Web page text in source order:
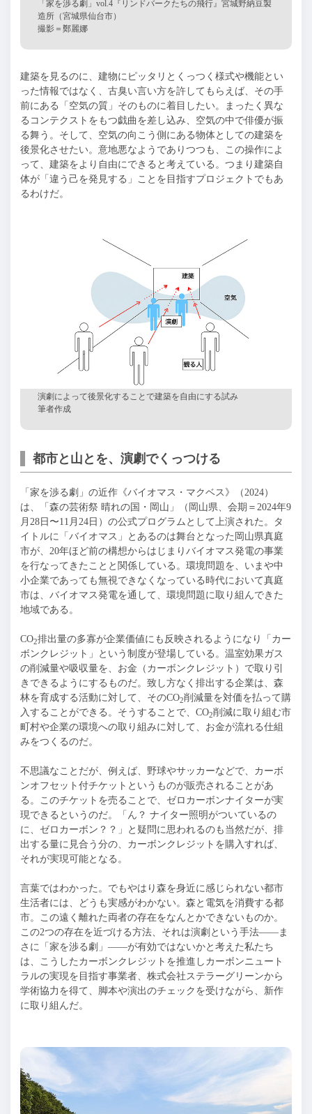
「家を渉る劇」 vol.4『リンドバークたちの飛行』宮城野納豆製
造所（宮城県仙台市）
撮影＝鄭麗娜
建築を見るのに、建物にピッタリとくっつく様式や機能とい
った情報ではなく、古臭い言い方を許してもらえば、その手
前にある「空気の質」そのものに着目したい。まったく異な
るコンテクストをもつ戯曲を差し込み、空気の中で俳優が振
る舞う。そして、空気の向こう側にある物体としての建築を
後景化させたい。意地悪なようでありつつも、この操作によ
って、建築をより自由にできると考えている。つまり建築自
体が「違う己を発見する」ことを目指すプロジェクトでもあ
るわけだ。
演劇によって後景化することで建築を自由にする試み
筆者作成
都市と山とを、演劇でくっつける
「家を渉る劇」の近作《バイオマス・マクベス》（2024）
は、「森の芸術祭 晴れの国・岡山」（岡山県、会期＝2024年9
月28日〜11月24日）の公式プログラムとして上演された。タ
イトルに「バイオマス」とあるのは舞台となった岡山県真庭
市が、20年ほど前の構想からはじまりバイオマス発電の事業
を行なってきたことと関係している。環境問題を、いまや中
小企業であっても無視できなくなっている時代において真庭
市は、バイオマス発電を通して、環境問題に取り組んできた
地域である。
CO2排出量の多寡が企業価値にも反映されるようになり「カー
ボンクレジット」という制度が登場している。温室効果ガス
の削減量や吸収量を、お金（カーボンクレジット）で取り引
きできるようにするものだ。致し方なく排出する企業は、森
林を育成する活動に対して、そのCO2削減量を対価を払って購
入することができる。そうすることで、CO2削減に取り組む市
町村や企業の環境への取り組みに対して、お金が流れる仕組
みをつくるのだ。
不思議なことだが、例えば、野球やサッカーなどで、カーボ
ンオフセット付チケットというものが販売されることがあ
る。このチケットを売ることで、ゼロカーボンナイターが実
現できるというのだ。「ん？ ナイター照明がついているの
に、ゼロカーボン？？」と疑問に思われるのも当然だが、排
出する量に見合う分の、カーボンクレジットを購入すれば、
それが実現可能となる。
言葉ではわかった。でもやはり森を身近に感じられない都市
生活者には、どうも実感がわかない。森と電気を消費する都
市。この遠く離れた両者の存在をなんとかできないものか。
この2つの存在を近づける方法、それは演劇という手法——ま
さに「家を渉る劇」——が有効ではないかと考えた私たち
は、こうしたカーボンクレジットを推進しカーボンニュート
ラルの実現を目指す事業者、株式会社ステラーグリーンから
学術協力を得て、脚本や演出のチェックを受けながら、新作
に取り組んだ。